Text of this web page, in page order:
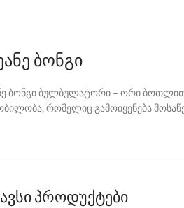
ბონგი
ბონგი ბულბულატორი – ორი
რომელიც გამოიყენება
პროდუქტები